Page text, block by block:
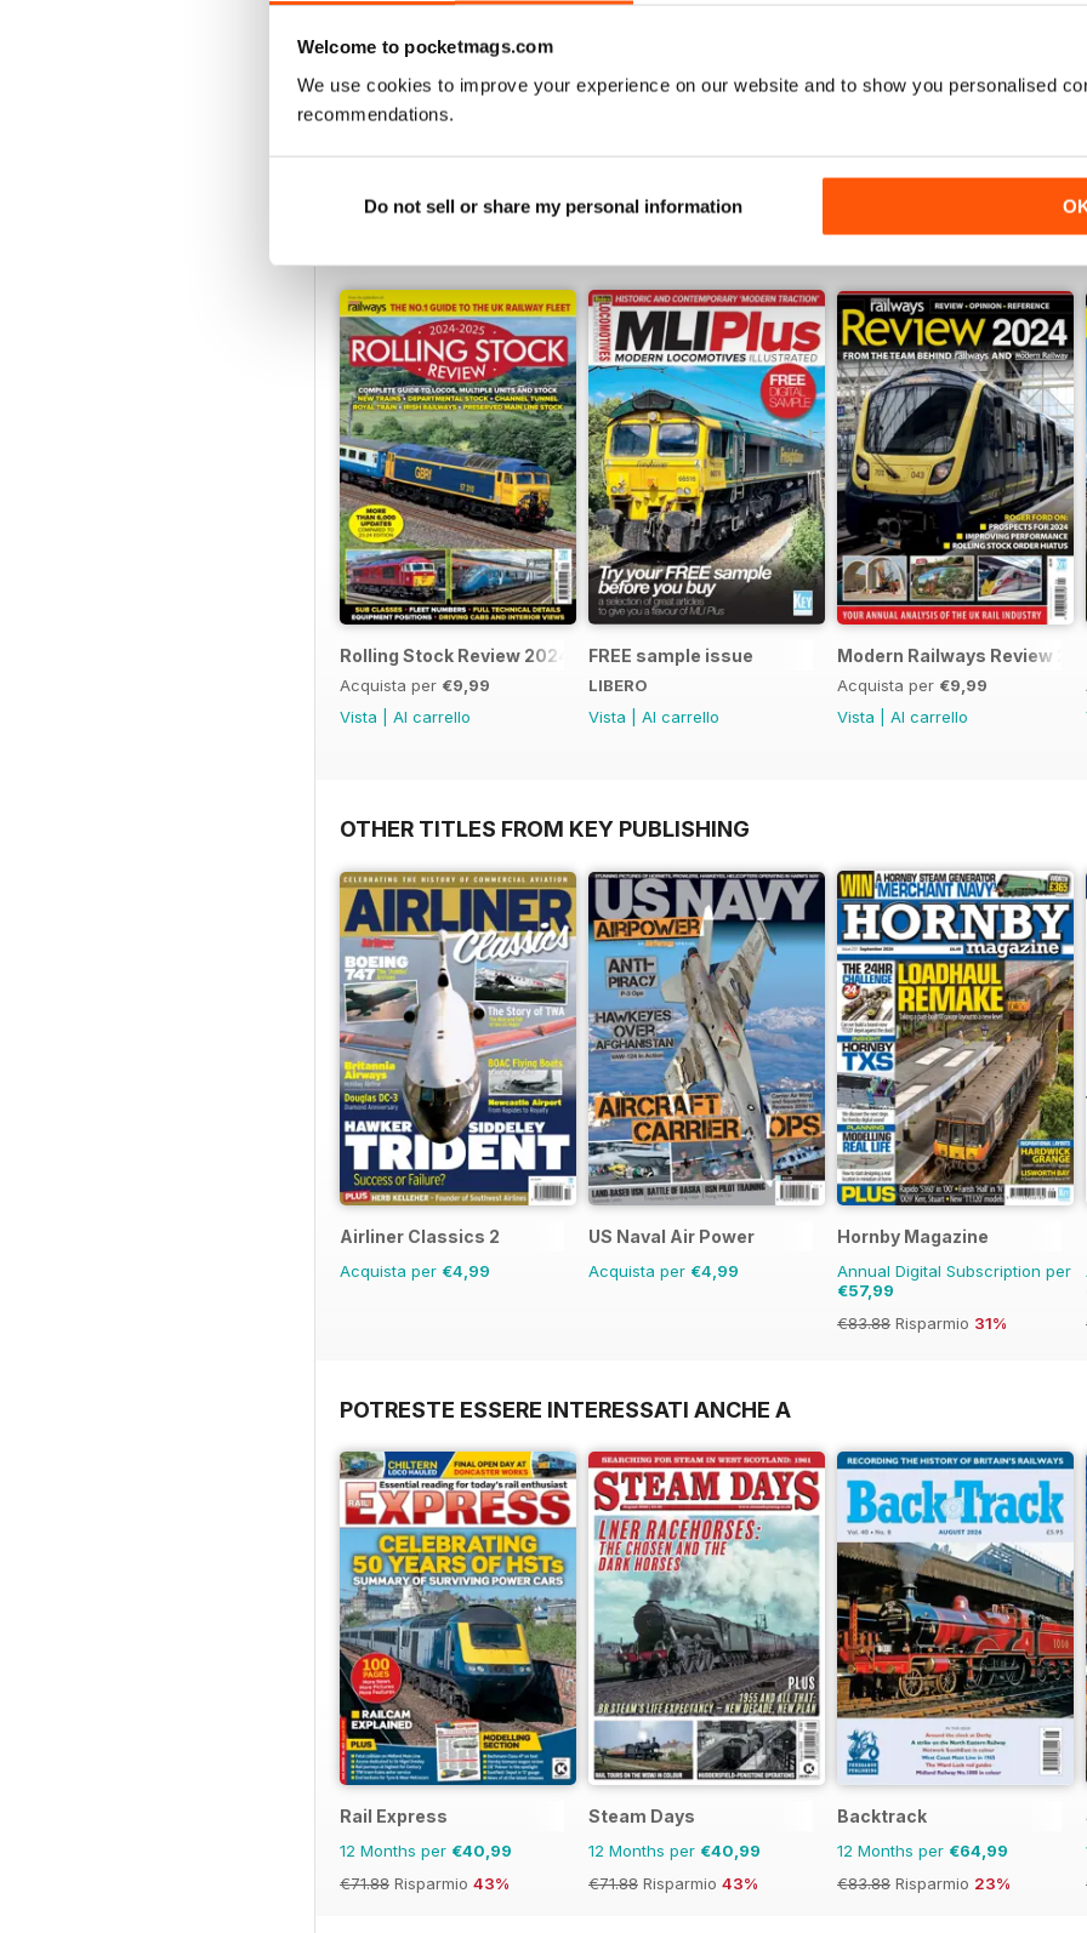
Welcome to pocketmags.com
We use cookies to improve your experience on our website and to show you personalised
recommendations.
Do not sell or share my personal information
Issue 269
Vista
Al carrello
Rolling Stock Review 2024-25
Acquista per €9,99
Vista
Al carrello
FREE sample issue
LIBERO
Vista
Al carrello
Modern Railways Review
Acquista per €9,99
Vista
Al carrello
OTHER TITLES FROM KEY PUBLISHING
Airliner Classics 2
Acquista per €4,99
US Naval Air Power
Acquista per €4,99
Hornby Magazine
Annual Digital Subscription per
€57,99
€83.88 Risparmio 31%
POTRESTE ESSERE INTERESSATI ANCHE A
Rail Express
12 Months per €40,99
€71.88 Risparmio 43%
Steam Days
12 Months per €40,99
€71.88 Risparmio 43%
Backtrack
12 Months per €64,99
€83.88 Risparmio 23%